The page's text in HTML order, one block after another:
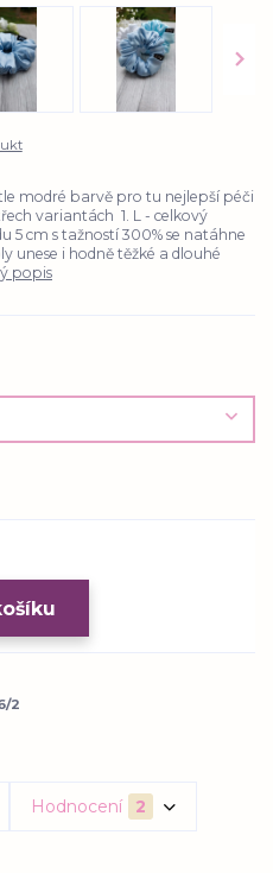
modré barvě pro tu nejlepší péči
variantách 1. L - celkový
5 cm s tažností 300% se natáhne
unese i hodně těžké a dlouhé
popis
2
Hodnocení 2